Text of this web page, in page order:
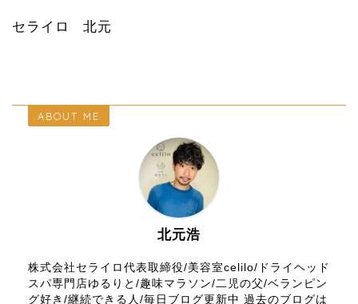
セライロ 北元
ABOUT ME
北元浩
株式会社セライロ代表取締役/美容室celilo/ドライヘッド
スパ専門店ゆるりと/趣味マラソン/二児の父/ベランピン
グ好き/継続できる人/毎日ブログ更新中 過去のブログは